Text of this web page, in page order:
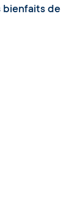
bienfaits de